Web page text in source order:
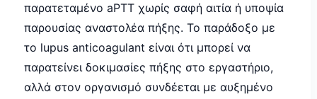
παρατεταμένο aPTT χωρίς σαφή αιτία ή υποψία
παρουσίας αναστολέα πήξης. Το παράδοξο με
το lupus anticoagulant είναι ότι μπορεί να
παρατείνει δοκιμασίες πήξης στο εργαστήριο,
αλλά στον οργανισμό συνδέεται με αυξημένο